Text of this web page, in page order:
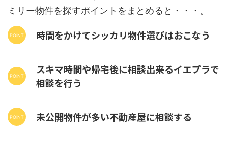
ミリー物件を探すポイントをまとめると・・・。
時間をかけてシッカリ物件選びはおこなう
スキマ時間や帰宅後に相談出来るイエプラで
相談を行う
未公開物件が多い不動産屋に相談する